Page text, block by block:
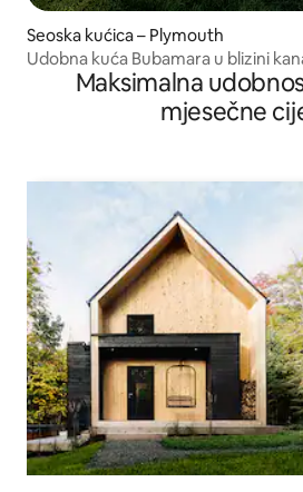
Seoska kućica – Plymouth
Udobna kuća Bubamara u blizini
Maksimalna
mjesečne